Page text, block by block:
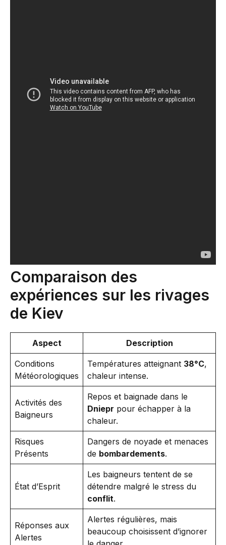
Comparaison des
expériences sur les rivages
de Kiev
Aspect Description
Conditions
Météorologiques
Températures atteignant 38°C,
chaleur intense.
Activités des
Baigneurs
Repos et baignade dans le
Dniepr pour échapper à la
chaleur.
Risques
Présents
Dangers de noyade et menaces
de bombardements.
État d’Esprit
Les baigneurs tentent de se
détendre malgré le stress du
conflit.
Réponses aux
Alertes
Alertes régulières, mais
beaucoup choisissent d’ignorer